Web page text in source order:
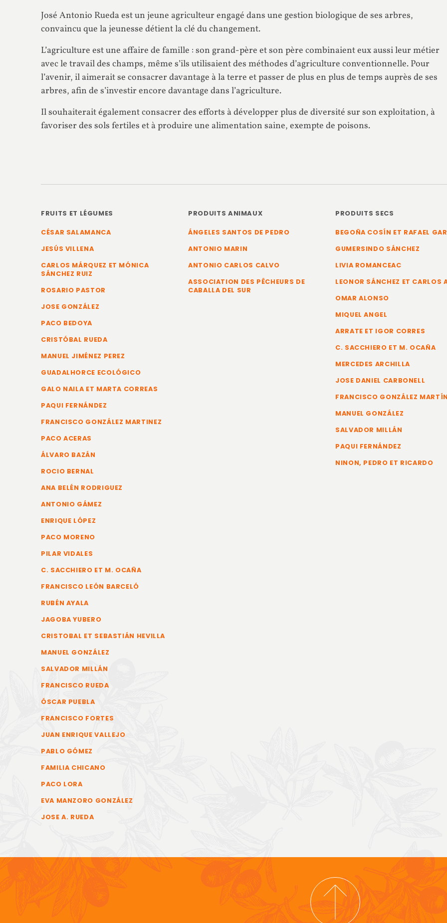
José Antonio Rueda est un jeune agriculteur engagé dans une gestion biologique de ses arbres,
convaincu que la jeunesse détient la clé du changement.
L’agriculture est une affaire de famille : son grand-père et son père combinaient eux aussi leur métier
avec le travail des champs, même s’ils utilisaient des méthodes d’agriculture conventionnelle. Pour
l’avenir, il aimerait se consacrer davantage à la terre et passer de plus en plus de temps auprès de ses
arbres, afin de s’investir encore davantage dans l’agriculture.
Il souhaiterait également consacrer des efforts à développer plus de diversité sur son exploitation, à
favoriser des sols fertiles et à produire une alimentation saine, exempte de poisons.
FRUITS ET LÉGUMES
CÉSAR SALAMANCA
JESÚS VILLENA
CARLOS MÁRQUEZ ET MÓNICA
SÁNCHEZ RUIZ
ROSARIO PASTOR
JOSE GONZÁLEZ
PACO BEDOYA
CRISTÓBAL RUEDA
MANUEL JIMÉNEZ PEREZ
GUADALHORCE ECOLÓGICO
GALO NAILA ET MARTA CORREAS
PAQUI FERNÁNDEZ
FRANCISCO GONZÁLEZ MARTINEZ
PACO ACERAS
ÁLVARO BAZÁN
ROCIO BERNAL
ANA BELÉN RODRIGUEZ
ANTONIO GÁMEZ
ENRIQUE LÓPEZ
PACO MORENO
PILAR VIDALES
C. SACCHIERO ET M. OCAÑA
FRANCISCO LEÓN BARCELÓ
RUBÉN AYALA
JAGOBA YUBERO
CRISTOBAL ET SEBASTIÁN HEVILLA
MANUEL GONZÁLEZ
SALVADOR MILLÁN
FRANCISCO RUEDA
ÓSCAR PUEBLA
FRANCISCO FORTES
JUAN ENRIQUE VALLEJO
PABLO GÓMEZ
FAMILIA CHICANO
PACO LORA
EVA MANZORO GONZÁLEZ
JOSE A. RUEDA
PRODUITS ANIMAUX
ÁNGELES SANTOS DE PEDRO
ANTONIO MARIN
ANTONIO CARLOS CALVO
ASSOCIATION DES PÊCHEURS DE
CABALLA DEL SUR
PRODUITS SECS
BEGOÑA COSÍN ET RAFAEL
GUMERSINDO SÁNCHEZ
LIVIA ROMANCEAC
LEONOR SÁNCHEZ ET CARLOS
OMAR ALONSO
MIQUEL ANGEL
ARRATE ET IGOR CORRES
C. SACCHIERO ET M. OCAÑA
MERCEDES ARCHILLA
JOSE DANIEL CARBONELL
FRANCISCO GONZÁLEZ MARTÍN
MANUEL GONZÁLEZ
SALVADOR MILLÁN
PAQUI FERNÁNDEZ
NINON, PEDRO ET RICARDO